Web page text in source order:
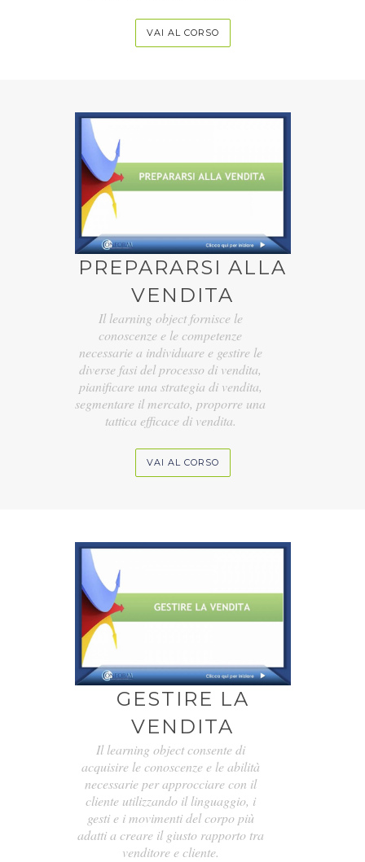
VAI AL CORSO
PREPARARSI ALLA
VENDITA
Il learning object fornisce le
conoscenze e le competenze
necessarie a individuare e gestire le
diverse fasi del processo di vendita,
pianificare una strategia di vendita,
segmentare il mercato, proporre una
tattica efficace di vendita.
VAI AL CORSO
GESTIRE LA
VENDITA
Il learning object consente di
acquisire le conoscenze e le abilità
necessarie per approcciare con il
cliente utilizzando il linguaggio, i
gesti e i movimenti del corpo più
adatti a creare il giusto rapporto tra
venditore e cliente.